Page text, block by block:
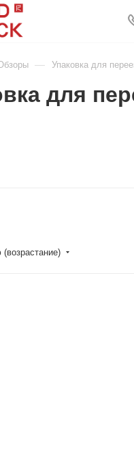
— Упаковка для
для